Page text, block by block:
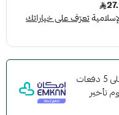
وقسّمها على 5 دفعات
تأخير